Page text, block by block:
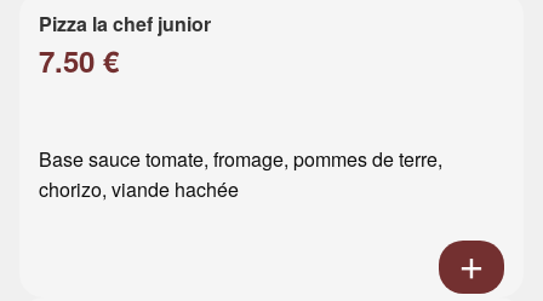
Pizza la chef junior
7.50 €
Base sauce tomate, fromage, pommes de terre,
chorizo, viande hachée